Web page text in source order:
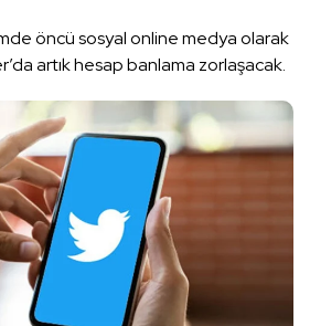
öncü sosyal online medya olarak
artık hesap banlama zorlaşacak.